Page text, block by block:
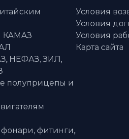
КАМАЗ
НЕФАЗ, ЗИЛ,
полуприцепы и
фонари, фитинги,
Условия
Условия
Условия
Карта сайта